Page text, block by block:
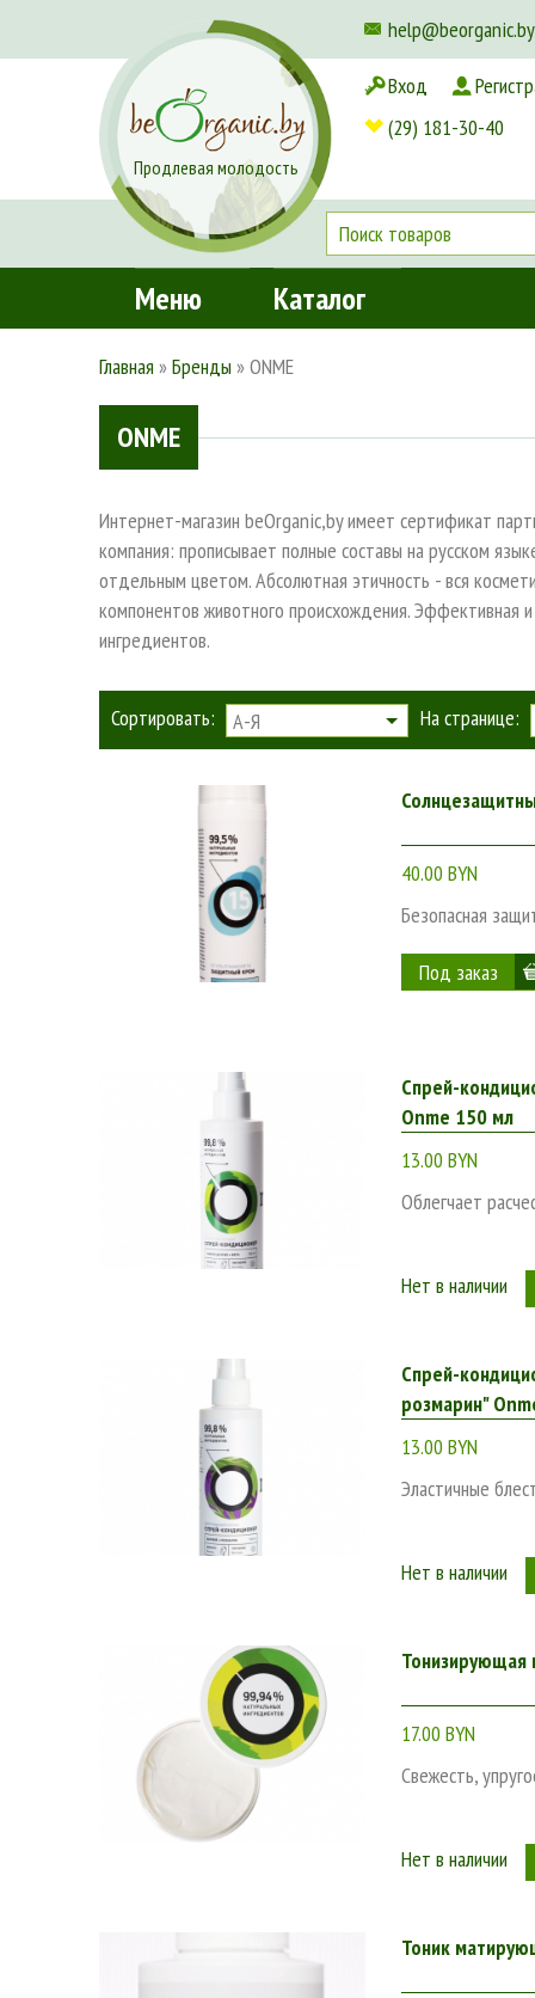
help@beorganic.by
Доставка и оплата
Продлевая молодость
Вход
(29) 181-30-40
Меню Каталог
Главная »Бренды »ONME
ONME
Интернет-магазин beOrganic,by имеет сертификат
компания: прописывает полные составы на русском
отдельным цветом. Абсолютная этичность - вся
компонентов животного происхождения. Эффективная
ингредиентов.
Сортировать: А-Я На странице:
40.00 BYN
Безопасная
Спрей-
Onme 150 мл
13.00 BYN
Облегчает
Нет в наличии
Спрей-
розмарин"
13.00 BYN
Эластичные
Нет в наличии
Тонизирующая
17.00 BYN
Свежесть,
Нет в наличии
Тоник